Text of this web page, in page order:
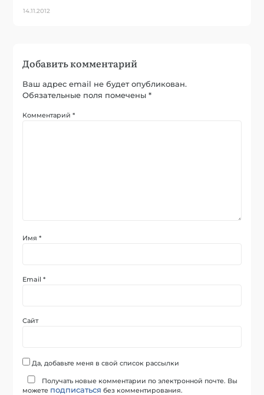
14.11.2012
Добавить комментарий
Ваш адрес email не будет опубликован.
Обязательные поля помечены*
Комментарий*
Имя*
Email*
Сайт
Да, добавьте меня в свой список рассылки
Получать новые комментарии по электронной почте. Вы
можете подписаться без комментирования.